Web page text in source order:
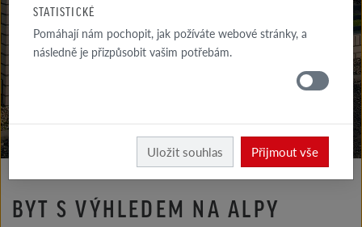
GALERIE
FASÁDA
Röben Realizace
BYT S VÝHLEDEM NA ALPY
STATISTICKÉ
Pomáhají nám pochopit, jak požíváte webové stránky, a
následně je přizpůsobit vašim potřebám.
Uložit souhlas Přijmout vše